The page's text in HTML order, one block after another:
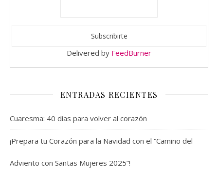
Delivered by FeedBurner
ENTRADAS RECIENTES
Cuaresma: 40 días para volver al corazón
¡Prepara tu Corazón para la Navidad con el “Camino del
Adviento con Santas Mujeres 2025”!